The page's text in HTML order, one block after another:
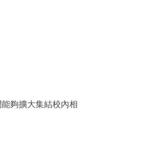
夠擴大集結校內相